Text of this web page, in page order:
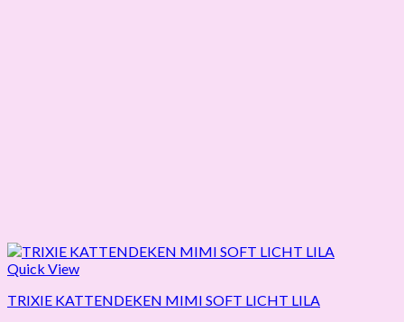
Quick View
TRIXIE KATTENDEKEN MIMI SOFT LICHT LILA